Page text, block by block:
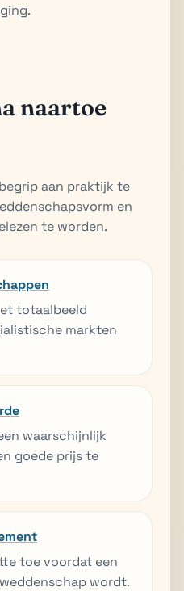
naartoe
aan praktijk te
en
te worden.
totaalbeeld
markten
waarschijnlijk
goede prijs te
toe voordat een
wordt.